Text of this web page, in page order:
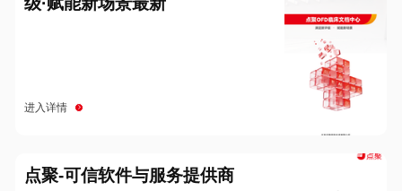
进入详情
点聚-可信软件与服务提供商